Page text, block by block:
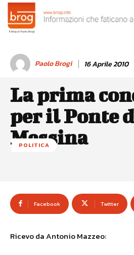
Paolo Brogi 16 Aprile 2010
La prima
per il Ponte
Messina
POLITICA
Facebook Twitter
Ricevo da Antonio Mazzeo: